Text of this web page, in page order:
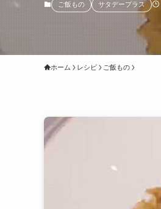
ご飯もの サタデープラス
ホーム レシピ ご飯もの